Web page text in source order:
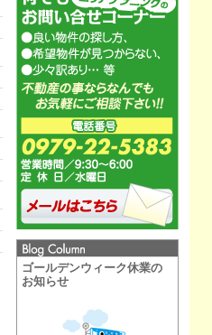
ゴールデンウィーク休業の
お知らせ